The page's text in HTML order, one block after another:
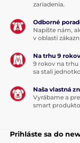
ilustračný
Produkt je
Výcvikové
Elektrické
zariadenia.
Odborné
Napíšte nám,
v oblasti
Na trhu 9 rokov
9 rokov na
sa stali
Naša vlastná
Vyrábame a
smart
Prihláste sa do